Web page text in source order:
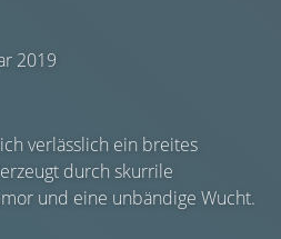
2019
verlässlich ein breites
durch skurrile
und eine unbändige Wucht.